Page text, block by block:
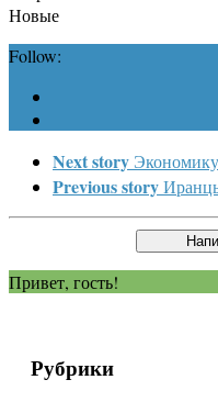
Новые
Follow:
Next story
Previous story
Привет, гость!
Рубрики